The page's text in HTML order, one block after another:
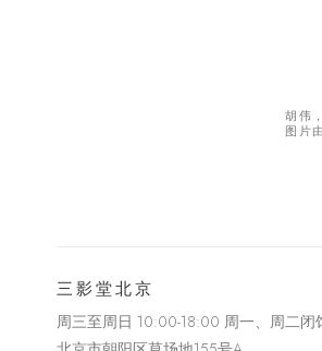
胡伟
图片
三影堂北京
周三至周日 10:00-18:00 周一、周二闭